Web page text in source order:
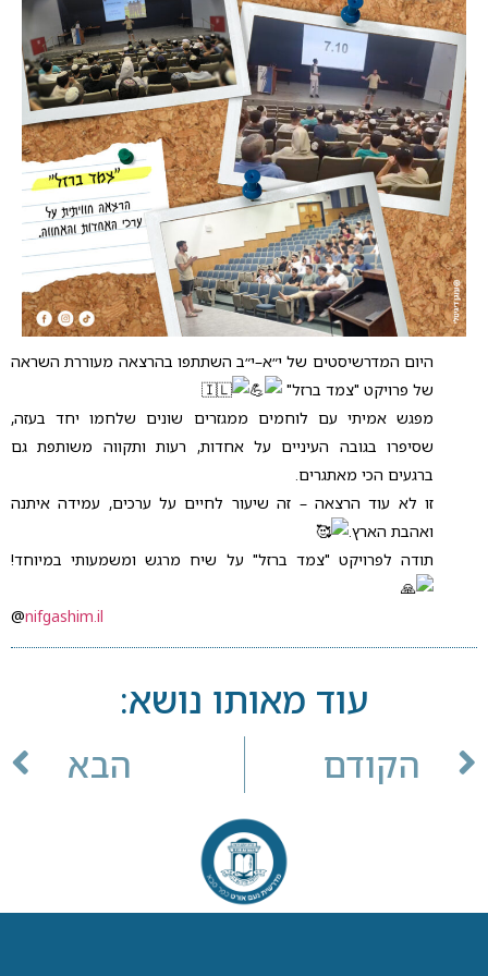
היום המדרשיסטים של י״א–י״ב השתתפו בהרצאה מעוררת השראה
של פרויקט "צמד ברזל"
מפגש אמיתי עם לוחמים ממגזרים שונים שלחמו יחד בעזה,
שסיפרו בגובה העיניים על אחדות, רעות ותקווה משותפת גם
ברגעים הכי מאתגרים.
זו לא עוד הרצאה – זה שיעור לחיים על ערכים, עמידה איתנה
ואהבת הארץ.
תודה לפרויקט "צמד ברזל" על שיח מרגש ומשמעותי במיוחד!
@nifgashim.il
עוד מאותו נושא:
הקודם הבא